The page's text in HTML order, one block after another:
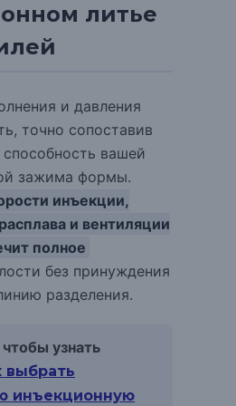
литье
и давления
точно сопоставив
вашей
зажима формы.
инъекции,
и вентиляции
полное
без принуждения
разделения.
узнать
выбрать
инъекционную